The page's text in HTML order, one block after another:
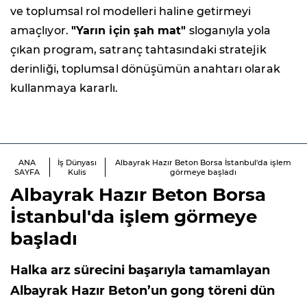
ve toplumsal rol modelleri haline getirmeyi
amaçlıyor. "Yarın için şah mat" sloganıyla yola
çıkan program, satranç tahtasındaki stratejik
derinliği, toplumsal dönüşümün anahtarı olarak
kullanmaya kararlı.
ANA
SAYFA
İş Dünyası
Kulis
Albayrak Hazır Beton Borsa İstanbul'da işlem
görmeye başladı
Albayrak Hazır Beton Borsa
İstanbul'da işlem görmeye
başladı
Halka arz sürecini başarıyla tamamlayan
Albayrak Hazır Beton’un gong töreni dün